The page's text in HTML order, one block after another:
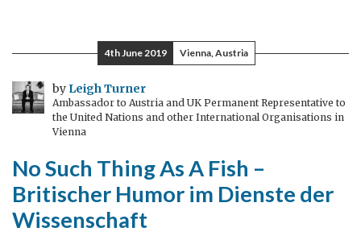
Gmünd
4th June 2019 Vienna, Austria
by Leigh Turner
Ambassador to Austria and UK Permanent Representative to
the United Nations and other International Organisations in
Vienna
No Such Thing As A Fish –
Britischer Humor im Dienste der
Wissenschaft